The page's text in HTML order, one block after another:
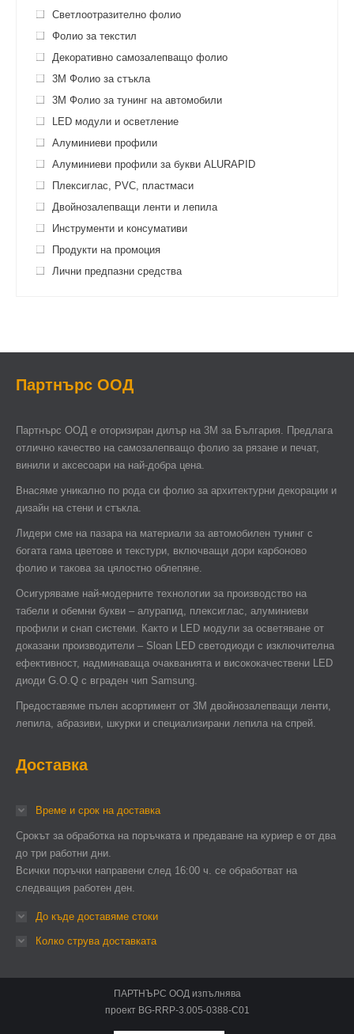
Светлоотразително фолио
Фолио за текстил
Декоративно самозалепващо фолио
3M Фолио за стъкла
3M Фолио за тунинг на автомобили
LED модули и осветление
Алуминиеви профили
Алуминиеви профили за букви ALURAPID
Плексиглас, PVC, пластмаси
Двойнозалепващи ленти и лепила
Инструменти и консумативи
Продукти на промоция
Лични предпазни средства
Партнърс ООД
Партнърс ООД e оторизиран дилър на 3М за България. Предлага
отлично качество на самозалепващо фолио за рязане и печат,
винили и аксесоари на най-добра цена.
Внасяме уникално по рода си фолио за архитектурни декорации и
дизайн на стени и стъкла.
Лидери сме на пазара на материали за автомобилен тунинг с
богата гама цветове и текстури, включващи дори карбоново
фолио и такова за цялостно облепяне.
Осигуряваме най-модерните технологии за производство на
табели и обемни букви – алурапид, плексиглас, алуминиеви
профили и снап системи. Както и LED модули за осветяване от
доказани производители – Sloan LED светодиоди с изключителна
ефективност, надминаваща очакванията и висококачествени LED
диоди G.O.Q с вграден чип Samsung.
Предоставяме пълен асортимент от 3М двойнозалепващи ленти,
лепила, абразиви, шкурки и специализирани лепила на спрей.
Доставка
Време и срок на доставка
Срокът за обработка на поръчката и предаване на куриер е от два
до три работни дни.
Всички поръчки направени след 16:00 ч. се обработват на
следващия работен ден.
До къде доставяме стоки
Колко струва доставката
ПАРТНЪРС ООД изпълнява
проект BG-RRP-3.005-0388-C01